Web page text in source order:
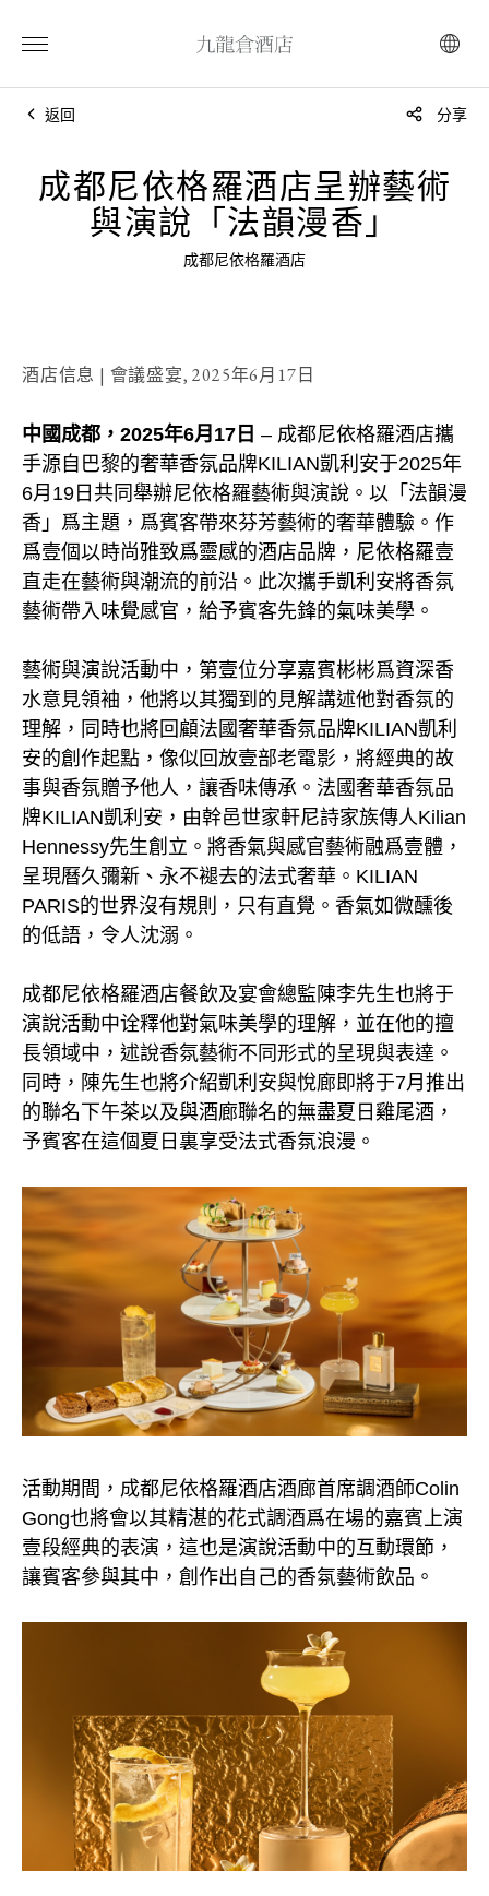
返回 分享
成都尼依格羅酒店呈辦藝術
與演說「法韻漫香」
成都尼依格羅酒店
酒店信息 | 會議盛宴,2025年6月17日
中國成都，2025年6月17日 – 成都尼依格羅酒店攜
手源自巴黎的奢華香氛品牌KILIAN凱利安于2025年
6月19日共同舉辦尼依格羅藝術與演說。以「法韻漫
香」爲主題，爲賓客帶來芬芳藝術的奢華體驗。作
爲壹個以時尚雅致爲靈感的酒店品牌，尼依格羅壹
直走在藝術與潮流的前沿。此次攜手凱利安將香氛
藝術帶入味覺感官，給予賓客先鋒的氣味美學。
藝術與演說活動中，第壹位分享嘉賓彬彬爲資深香
水意見領袖，他將以其獨到的見解講述他對香氛的
理解，同時也將回顧法國奢華香氛品牌KILIAN凱利
安的創作起點，像似回放壹部老電影，將經典的故
事與香氛贈予他人，讓香味傳承。法國奢華香氛品
牌KILIAN凱利安，由幹邑世家軒尼詩家族傳人Kilian
Hennessy先生創立。將香氣與感官藝術融爲壹體，
呈現曆久彌新、永不褪去的法式奢華。KILIAN
PARIS的世界沒有規則，只有直覺。香氣如微醺後
的低語，令人沈溺。
成都尼依格羅酒店餐飲及宴會總監陳李先生也將于
演說活動中诠釋他對氣味美學的理解，並在他的擅
長領域中，述說香氛藝術不同形式的呈現與表達。
同時，陳先生也將介紹凱利安與悅廊即將于7月推出
的聯名下午茶以及與酒廊聯名的無盡夏日雞尾酒，
予賓客在這個夏日裏享受法式香氛浪漫。
活動期間，成都尼依格羅酒店酒廊首席調酒師Colin
Gong也將會以其精湛的花式調酒爲在場的嘉賓上演
壹段經典的表演，這也是演說活動中的互動環節，
讓賓客參與其中，創作出自己的香氛藝術飲品。